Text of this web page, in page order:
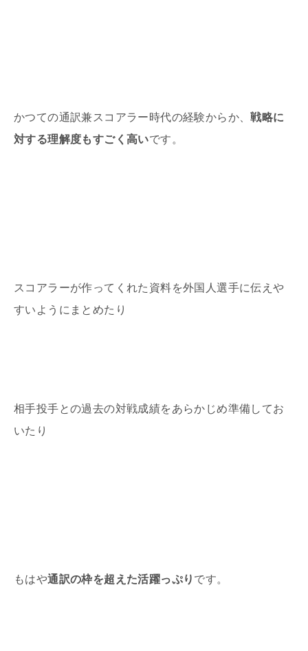
かつての通訳兼スコアラー時代の経験からか、戦略に
対する理解度もすごく高いです。
スコアラーが作ってくれた資料を外国人選手に伝えや
すいようにまとめたり
相手投手との過去の対戦成績をあらかじめ準備してお
いたり
もはや通訳の枠を超えた活躍っぷり です。